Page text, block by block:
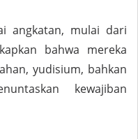
angkatan, mulai dari
bahwa mereka
yudisium, bahkan
kewajiban